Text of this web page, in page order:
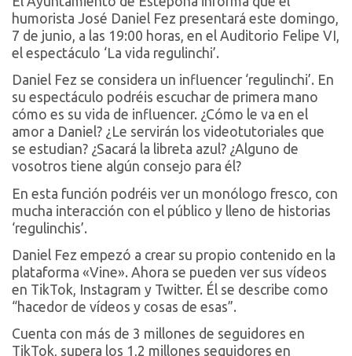
humorista José Daniel Fez presentará este domingo,
7 de junio, a las 19:00 horas, en el Auditorio Felipe VI,
el espectáculo ‘La vida regulinchi’.
Daniel Fez se considera un influencer ‘regulinchi’. En
su espectáculo podréis escuchar de primera mano
cómo es su vida de influencer. ¿Cómo le va en el
amor a Daniel? ¿Le servirán los videotutoriales que
se estudian? ¿Sacará la libreta azul? ¿Alguno de
vosotros tiene algún consejo para él?
En esta función podréis ver un monólogo fresco, con
mucha interacción con el público y lleno de historias
‘regulinchis’.
Daniel Fez empezó a crear su propio contenido en la
plataforma «Vine». Ahora se pueden ver sus vídeos
en TikTok, Instagram y Twitter. Él se describe como
“hacedor de vídeos y cosas de esas”.
Cuenta con más de 3 millones de seguidores en
TikTok, supera los 1,2 millones seguidores en